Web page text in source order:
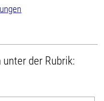
der Rubrik: